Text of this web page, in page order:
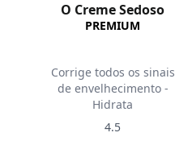
O Creme Sedoso
PREMIUM
Corrige todos os sinais
de envelhecimento -
Hidrata
4.5